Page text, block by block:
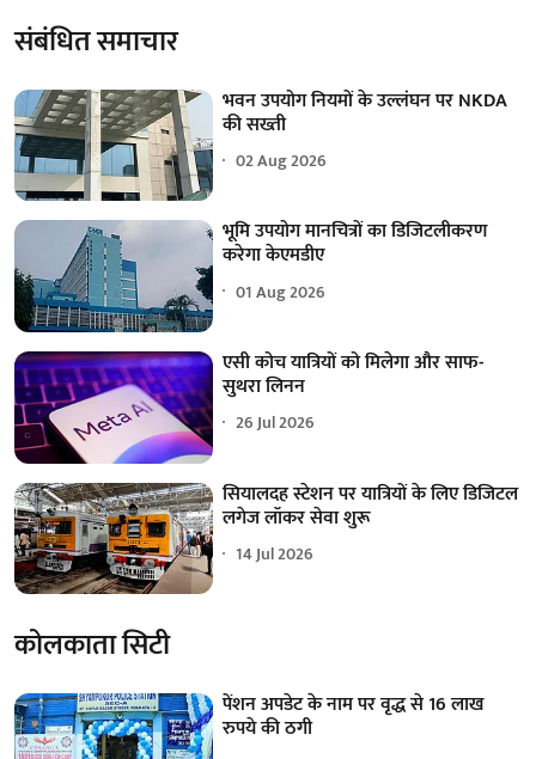
संबंधित समाचार
भवन उपयोग नियमों के उल्लंघन पर NKDA
की सख्ती
02 Aug 2026
भूमि उपयोग मानचित्रों का डिजिटलीकरण
करेगा केएमडीए
01 Aug 2026
एसी कोच यात्रियों को मिलेगा और साफ-
सुथरा लिनन
26 Jul 2026
सियालदह स्टेशन पर यात्रियों के लिए डिजिटल
लगेज लॉकर सेवा शुरू
14 Jul 2026
कोलकाता सिटी
पेंशन अपडेट के नाम पर वृद्ध से 16 लाख
रुपये की ठगी